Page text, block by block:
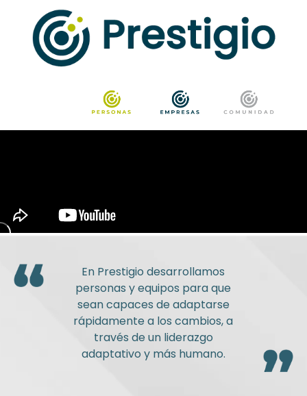
En Prestigio desarrollamos
personas y equipos para que
sean capaces de adaptarse
rápidamente a los cambios, a
través de un liderazgo
adaptativo y más humano.